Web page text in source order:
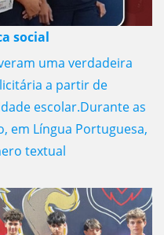
social
uma verdadeira
a partir de
escolar.Durante as
em Língua Portuguesa,
textual